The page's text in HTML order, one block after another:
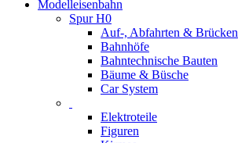
Modelleisenbahn
Spur H0
Auf-, Abfahrten & Brücken
Bahnhöfe
Bahntechnische Bauten
Bäume & Büsche
Car System
Elektroteile
Figuren